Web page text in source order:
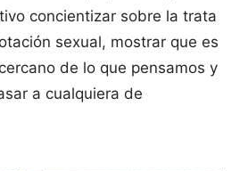
concientizar sobre la trata
sexual, mostrar que es
de lo que pensamos y
a cualquiera de